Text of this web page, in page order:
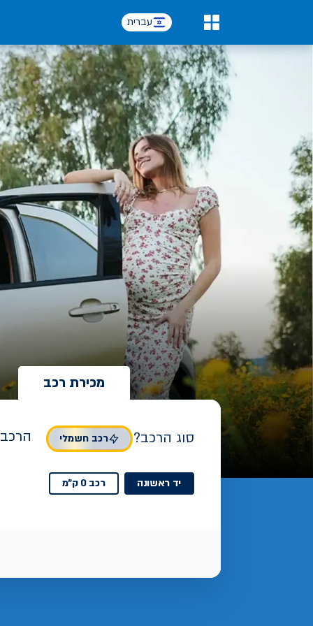
עברית
מכירת רכב
סוג הרכב? רכב חשמלי
יד ראשונה רכב 0 ק"מ